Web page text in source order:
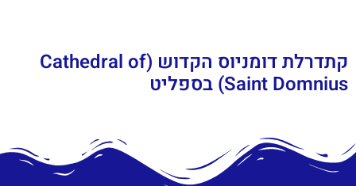
קתדרלת דומניוס הקדוש (Cathedral of
Saint Domnius) בספליט